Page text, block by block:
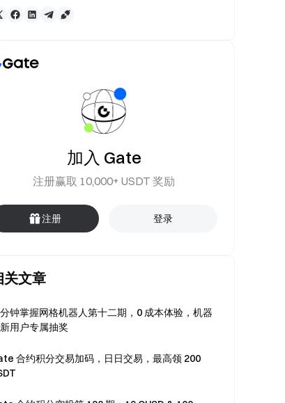
加入 Gate
注册赢取 10,000+ USDT 奖励
注册 登录
关文章
钟掌握网格机器人第十二期，0 成本体验，机器
用户专属抽奖
合约积分交易加码，日日交易，最高领 200